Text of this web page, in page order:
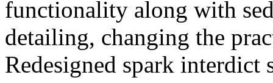
functionality along with
detailing, changing the
Redesigned spark interdict